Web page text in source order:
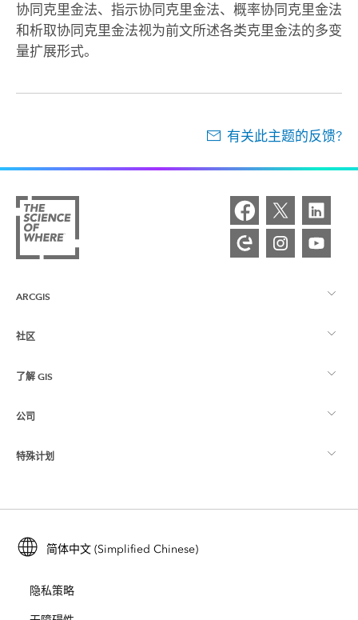
协同克里金法、指示协同克里金法、概率协同克里金法
和析取协同克里金法视为前文所述各类克里金法的多变
量扩展形式。
有关此主题的反馈?
ARCGIS
ArcGIS 概览
制图
社区
Esri 社区
ArcGIS 博客
Esri 年轻专家关系网
了解 GIS
什么是 GIS？
位置智能
培训
ArcUser
ArcNews
公司
关于 Esri
招贤纳士
开放视野
特殊计划
ArcGIS for Student Use
保护
简体中文 (Simplified Chinese)
隐私策略